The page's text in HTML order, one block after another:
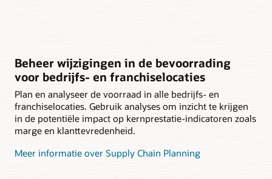
Beheer wijzigingen in de bevoorrading
voor bedrijfs- en franchiselocaties
Plan en analyseer de voorraad in alle bedrijfs- en
franchiselocaties. Gebruik analyses om inzicht te krijgen
in de potentiële impact op kernprestatie-indicatoren zoals
marge en klanttevredenheid.
Meer informatie over Supply Chain Planning